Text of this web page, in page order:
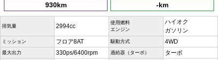
930km -km
排気量 2994cc
使用燃料
エンジン
ハイオク
ガソリン
ミッション フロア8AT 駆動方式 4WD
最大出力 330ps/6400rpm 過給器（ターボ） ターボ